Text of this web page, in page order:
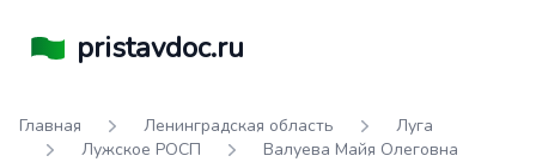
pristavdoc.ru
Главная Ленинградская область
Луга
Лужское РОСП
Валуева Майя Олеговна